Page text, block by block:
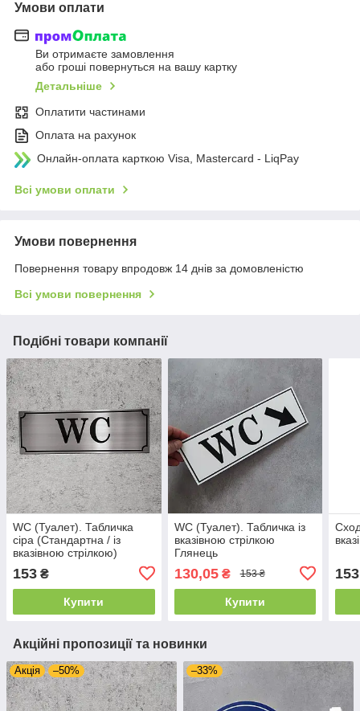
Умови оплати
Ви отримаєте замовлення
або гроші повернуться на вашу картку
Детальніше
Оплатити частинами
Оплата на рахунок
Онлайн-оплата карткою Visa, Mastercard - LiqPay
Всі умови оплати
Умови повернення
Повернення товару впродовж 14 днів за домовленістю
Всі умови повернення
Подібні товари компанії
WC (Туалет). Табличка
сіра (Стандартна / із
вказівною стрілкою)
153 ₴
Купити
WC (Туалет). Табличка із
вказівною стрілкою
Глянець
130,05₴ 153 ₴
Купити
153
Акційні пропозиції та новинки
Акція –50% –33%